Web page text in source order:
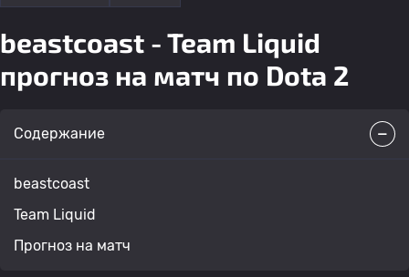
beastcoast - Team Liquid
прогноз на матч по Dota 2
Содержание
beastcoast
Team Liquid
Прогноз на матч